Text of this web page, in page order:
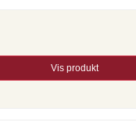
Vis produkt